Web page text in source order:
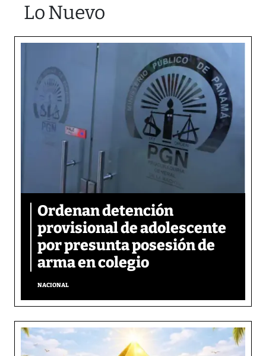
Lo Nuevo
Ordenan detención
provisional de adolescente
por presunta posesión de
arma en colegio
NACIONAL